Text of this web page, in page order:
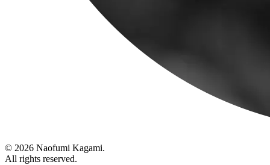
© 2026 Naofumi Kagami.
All rights reserved.